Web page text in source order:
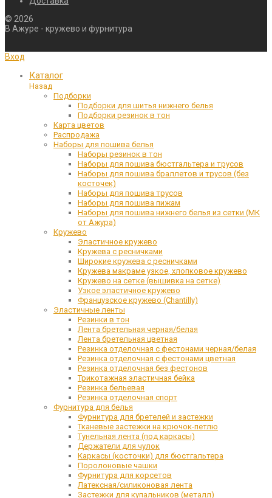
© 2026
В Ажуре - кружево и фурнитура
Вход
Каталог
Назад
Подборки
Подборки для шитья нижнего белья
Подборки резинок в тон
Карта цветов
Распродажа
Наборы для пошива белья
Наборы резинок в тон
Наборы для пошива бюстгальтера и трусов
Наборы для пошива браллетов и трусов (без
косточек)
Наборы для пошива трусов
Наборы для пошива пижам
Наборы для пошива нижнего белья из сетки (МК
от Ажура)
Кружево
Эластичное кружево
Кружева с ресничками
Широкие кружева с ресничками
Кружева макраме узкое, хлопковое кружево
Кружево на сетке (вышивка на сетке)
Узкое эластичное кружево
Французское кружево (Chantilly)
Эластичные ленты
Резинки в тон
Лента бретельная черная/белая
Лента бретельная цветная
Резинка отделочная с фестонами черная/белая
Резинка отделочная с фестонами цветная
Резинка отделочная без фестонов
Трикотажная эластичная бейка
Резинка бельевая
Резинка отделочная спорт
Фурнитура для белья
Фурнитура для бретелей и застежки
Тканевые застежки на крючок-петлю
Тунельная лента (под каркасы)
Держатели для чулок
Каркасы (косточки) для бюстгальтера
Поролоновые чашки
Фурнитура для корсетов
Латексная/силиконовая лента
Застежки для купальников (металл)